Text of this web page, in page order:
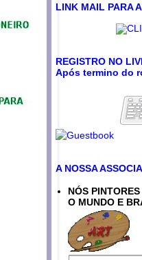
LINK MAIL PARA
REGISTRO NO
Após termino do
A NOSSA
NÓS
O MUNDO E